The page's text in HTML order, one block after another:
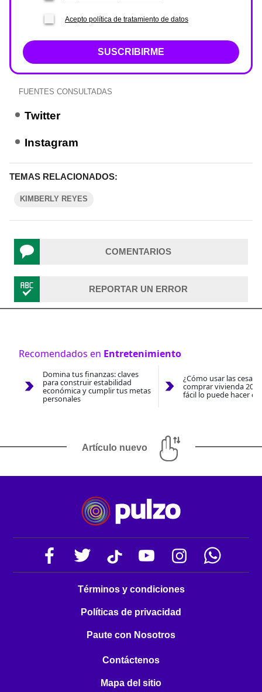
Acepto política de tratamiento de datos
SUSCRIBIRME
FUENTES CONSULTADAS
Twitter
Instagram
TEMAS RELACIONADOS:
KIMBERLY REYES
COMENTARIOS
REPORTAR UN ERROR
Recomendados en Entretenimiento
Domina tus finanzas: claves
para construir estabilidad
económica y cumplir tus metas
personales
¿Cómo usar las
comprar vivienda
fácil lo puede hacer
Artículo nuevo
Términos y condiciones
Políticas de privacidad
Paute con Nosotros
Contáctenos
Mapa del sitio